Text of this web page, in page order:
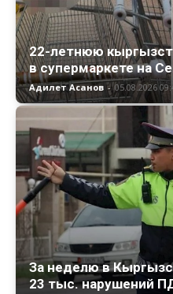
22-летнюю
в супермаркете на
Адилет Асанов - 05.08.2026
За неделю в
23 тыс. нарушений